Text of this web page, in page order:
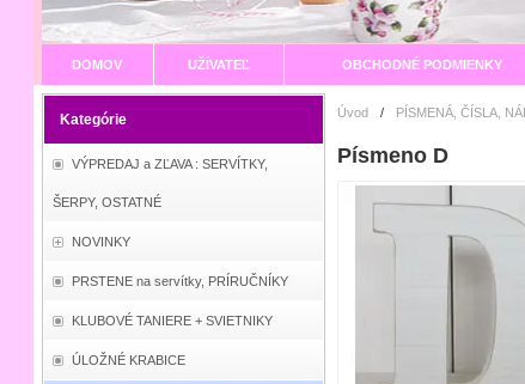
DOMOV UŽÍVATEĽ OBCHODNÉ PODMIENKY
Kategórie
VÝPREDAJ a ZĽAVA : SERVÍTKY,
ŠERPY, OSTATNÉ
NOVINKY
PRSTENE na servítky, PRÍRUČNÍKY
KLUBOVÉ TANIERE + SVIETNIKY
ÚLOŽNÉ KRABICE
Úvod / PÍSMENÁ, ČÍSLA,
Písmeno D